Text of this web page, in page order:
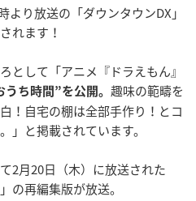
り放送の「ダウンタウンDX」
れます！
として「アニメ『ドラえもん』
うち時間”を公開。 趣味の範疇を
！自宅の棚は全部手作り！とコ
」と掲載されています。
2月20日（木）に放送された
の再編集版が放送。